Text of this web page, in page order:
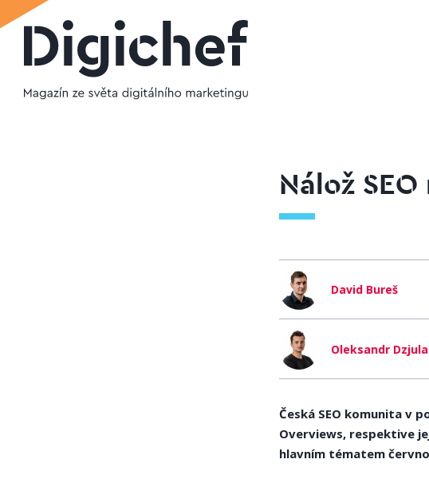
Nálož
David Bureš
Oleksandr Dzjula
Česká SEO komunita v
Overviews, respektive
hlavním tématem